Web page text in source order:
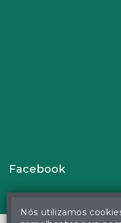
Facebook
Nós utilizamos